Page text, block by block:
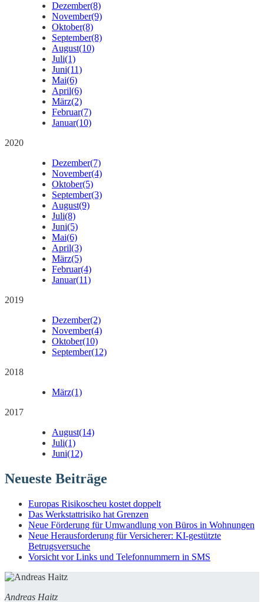
Dezember(8)
November(9)
Oktober(8)
September(8)
August(10)
Juli(1)
Juni(11)
Mai(6)
April(6)
März(2)
Februar(7)
Januar(10)
2020
Dezember(7)
November(4)
Oktober(5)
September(3)
August(9)
Juli(8)
Juni(5)
Mai(6)
April(3)
März(5)
Februar(4)
Januar(11)
2019
Dezember(2)
November(4)
Oktober(10)
September(12)
2018
März(1)
2017
August(14)
Juli(1)
Juni(12)
Neueste Beiträge
Europas Risikoscheu kostet doppelt
Das Werkstattrisiko hat Grenzen
Neue Förderung für Umwandlung von Büros in Wohnungen
Neue Herausforderung für Versicherer: KI-gestützte
Betrugsversuche
Vorsicht vor Links und Telefonnummern in SMS
Andreas Haitz